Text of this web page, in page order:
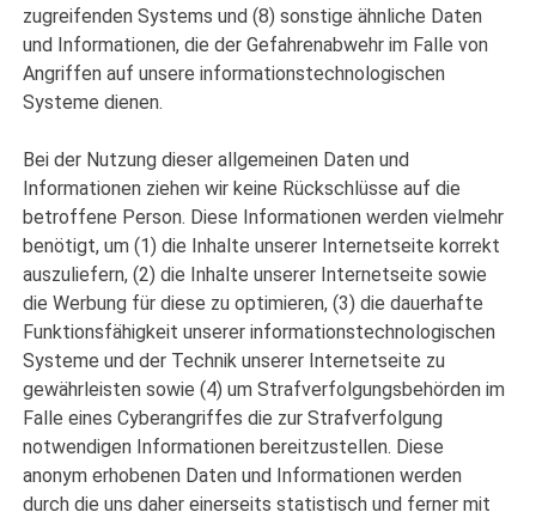
zugreifenden Systems und (8) sonstige ähnliche Daten
und Informationen, die der Gefahrenabwehr im Falle von
Angriffen auf unsere informationstechnologischen
Systeme dienen.
Bei der Nutzung dieser allgemeinen Daten und
Informationen ziehen wir keine Rückschlüsse auf die
betroffene Person. Diese Informationen werden vielmehr
benötigt, um (1) die Inhalte unserer Internetseite korrekt
auszuliefern, (2) die Inhalte unserer Internetseite sowie
die Werbung für diese zu optimieren, (3) die dauerhafte
Funktionsfähigkeit unserer informationstechnologischen
Systeme und der Technik unserer Internetseite zu
gewährleisten sowie (4) um Strafverfolgungsbehörden im
Falle eines Cyberangriffes die zur Strafverfolgung
notwendigen Informationen bereitzustellen. Diese
anonym erhobenen Daten und Informationen werden
durch die uns daher einerseits statistisch und ferner mit